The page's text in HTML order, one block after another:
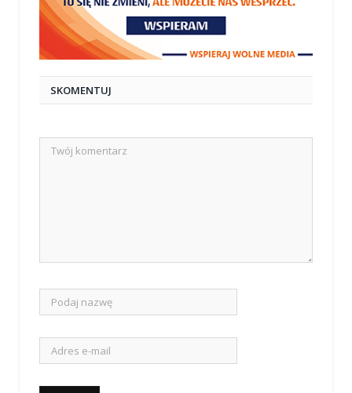
SKOMENTUJ